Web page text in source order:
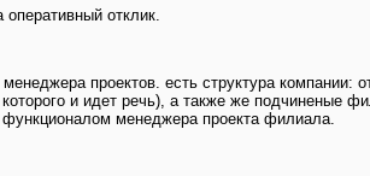
оперативный отклик.
менеджера проектов. есть структура
которого и идет речь), а также же подчиненые
менеджера проекта филиала.